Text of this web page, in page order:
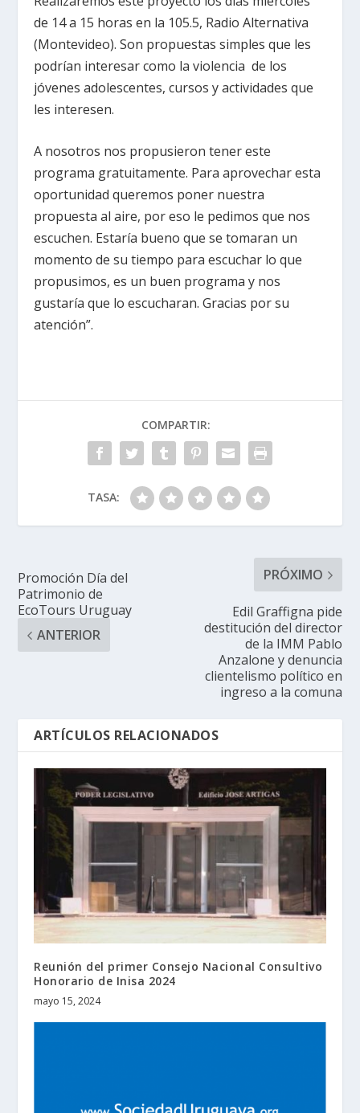
de 14 a 15 horas en la 105.5, Radio Alternativa
(Montevideo). Son propuestas simples que les
podrían interesar como la violencia de los
jóvenes adolescentes, cursos y actividades que
les interesen.
A nosotros nos propusieron tener este
programa gratuitamente. Para aprovechar esta
oportunidad queremos poner nuestra
propuesta al aire, por eso le pedimos que nos
escuchen. Estaría bueno que se tomaran un
momento de su tiempo para escuchar lo que
propusimos, es un buen programa y nos
gustaría que lo escucharan. Gracias por su
atención”.
COMPARTIR:
TASA:
Promoción Día del
Patrimonio de
EcoTours Uruguay
ANTERIOR
PRÓXIMO
Edil Graffigna pide
destitución del director
de la IMM Pablo
Anzalone y denuncia
clientelismo político en
ingreso a la comuna
ARTÍCULOS RELACIONADOS
Reunión del primer Consejo Nacional Consultivo
Honorario de Inisa 2024
mayo 15, 2024